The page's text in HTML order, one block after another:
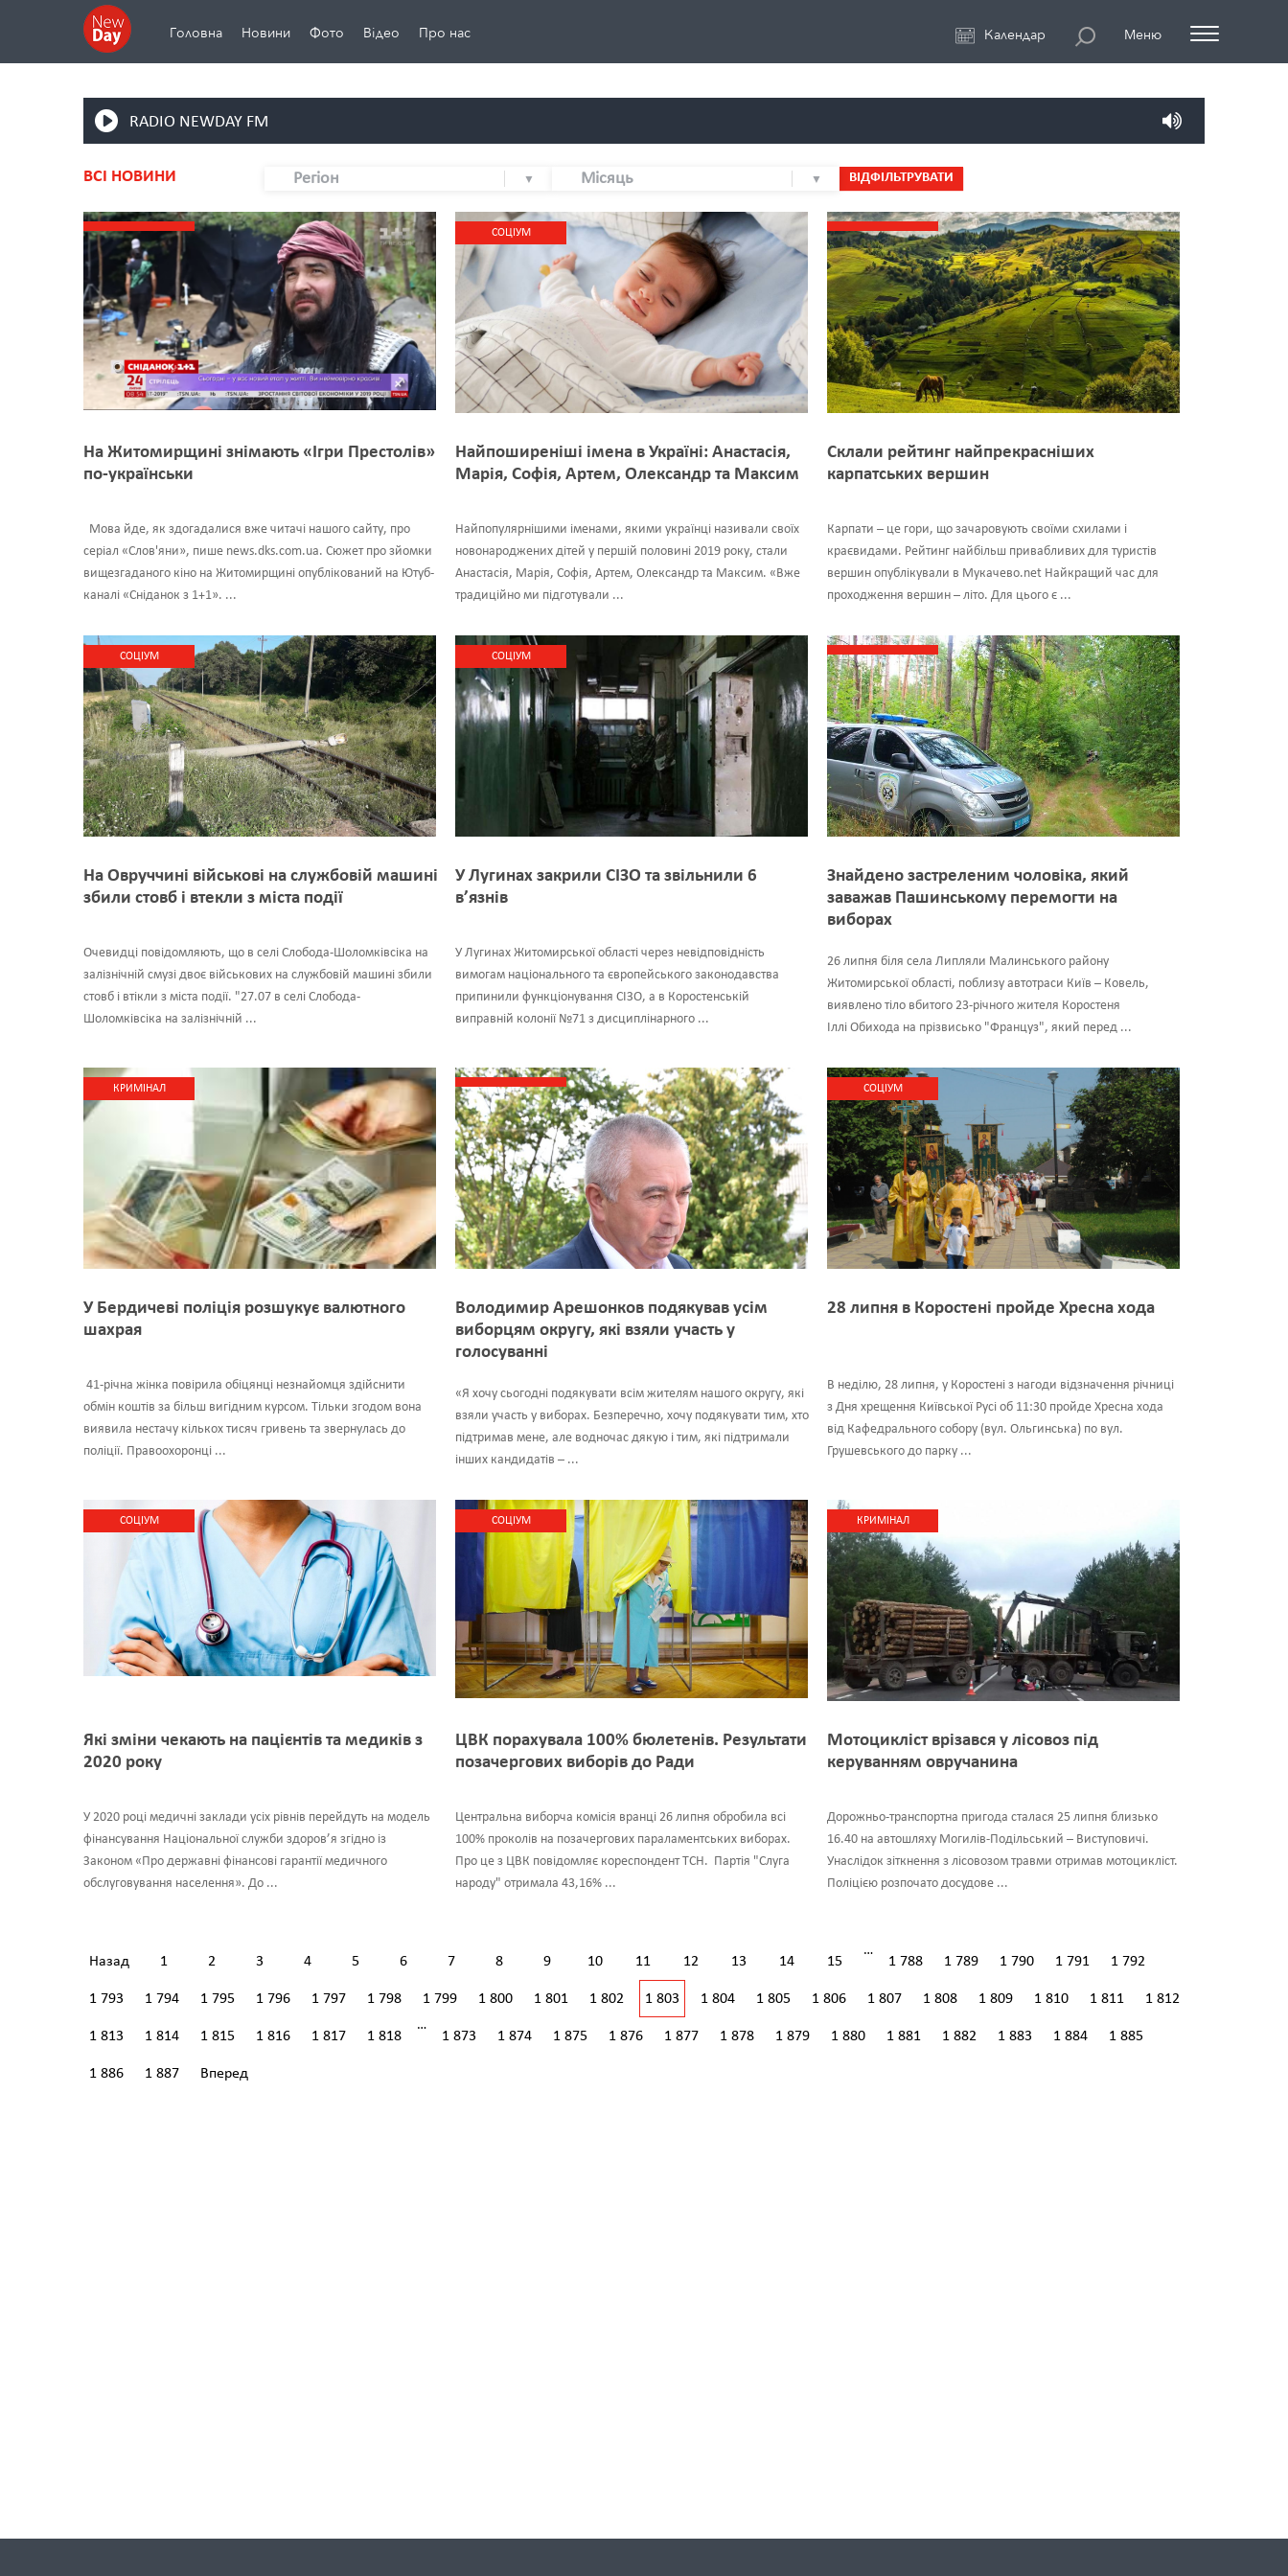
Головна Новини Фото Відео Про нас Календар Меню
RADIO NEWDAY FM
ВСІ НОВИНИ Регіон Місяць ВІДФІЛЬТРУВАТИ
На Житомирщині знімають «Ігри Престолів»
по-українськи
Мова йде, як здогадалися вже читачі нашого сайту, про
серіал «Слов'яни», пише news.dks.com.ua. Сюжет про зйомки
вищезгаданого кіно на Житомирщині опублікований на Ютуб-
каналі «Сніданок з 1+1». ...
CОЦІУМ
Найпоширеніші імена в Україні: Анастасія,
Марія, Софія, Артем, Олександр та Максим
Найпопулярнішими іменами, якими українці називали своїх
новонароджених дітей у першій половині 2019 року, стали
Анастасія, Марія, Софія, Артем, Олександр та Максим. «Вже
традиційно ми підготували ...
Cклали рейтинг найпрекрасніших
карпатських вершин
Карпати – це гори, що зачаровують своїми схилами і
краєвидами. Рейтинг найбільш привабливих для туристів
вершин опублікували в Мукачево.net Найкращий час для
проходження вершин – літо. Для цього є ...
CОЦІУМ
На Овруччині військові на службовій машині
збили стовб і втекли з міста події
Очевидці повідомляють, що в селі Слобода-Шоломківсіка на
залізнічній смузі двоє військових на службовій машині збили
стовб і втікли з міста події. "27.07 в селі Слобода-
Шоломківсіка на залізнічній ...
CОЦІУМ
У Лугинах закрили СІЗО та звільнили 6
в’язнів
У Лугинах Житомирської області через невідповідність
вимогам національного та європейського законодавства
припинили функціонування СІЗО, а в Коростенській
виправній колонії №71 з дисциплінарного ...
Знайдено застреленим чоловіка, який
заважав Пашинському перемогти на
виборах
26 липня біля села Липляли Малинського району
Житомирської області, поблизу автотраси Київ – Ковель,
виявлено тіло вбитого 23-річного жителя Коростеня
Іллі Обихода на прізвисько "Француз", який перед ...
КРИМІНАЛ
У Бердичеві поліція розшукує валютного
шахрая
41-річна жінка повірила обіцянці незнайомця здійснити
обмін коштів за більш вигідним курсом. Тільки згодом вона
виявила нестачу кількох тисяч гривень та звернулась до
поліції. Правоохоронці ...
Володимир Арешонков подякував усім
виборцям округу, які взяли участь у
голосуванні
«Я хочу сьогодні подякувати всім жителям нашого округу, які
взяли участь у виборах. Безперечно, хочу подякувати тим, хто
підтримав мене, але водночас дякую і тим, які підтримали
інших кандидатів – ...
CОЦІУМ
28 липня в Коростені пройде Хресна хода
В неділю, 28 липня, у Коростені з нагоди відзначення річниці
з Дня хрещення Київської Русі об 11:30 пройде Хресна хода
від Кафедрального собору (вул. Ольгинська) по вул.
Грушевського до парку ...
CОЦІУМ
Які зміни чекають на пацієнтів та медиків з
2020 року
У 2020 році медичні заклади усіх рівнів перейдуть на модель
фінансування Національної служби здоров’я згідно із
Законом «Про державні фінансові гарантії медичного
обслуговування населення». До ...
CОЦІУМ
ЦВК порахувала 100% бюлетенів. Результати
позачергових виборів до Ради
Центральна виборча комісія вранці 26 липня обробила всі
100% проколів на позачергових параламентських виборах.
Про це з ЦВК повідомляє кореспондент ТСН. Партія "Слуга
народу" отримала 43,16% ...
КРИМІНАЛ
Мотоцикліст врізався у лісовоз під
керуванням овручанина
Дорожньо-транспортна пригода сталася 25 липня близько
16.40 на автошляху Могилів-Подільський – Виступовичі.
Унаслідок зіткнення з лісовозом травми отримав мотоцикліст.
Поліцією розпочато досудове ...
Назад 1 2 3 4 5 6 7 8 9 10 11 12 13 14 15
…
1 788 1 789 1 790 1 791 1 792
1 793 1 794 1 795 1 796 1 797 1 798 1 799 1 800 1 801 1 802 1 803 1 804 1 805 1 806 1 807 1 808 1 809 1 810 1 811 1 812
1 813 1 814 1 815 1 816 1 817 1 818
…
1 873 1 874 1 875 1 876 1 877 1 878 1 879 1 880 1 881 1 882 1 883 1 884 1 885
1 886 1 887 Вперед